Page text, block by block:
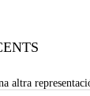
altra